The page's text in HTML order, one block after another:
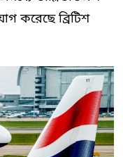
করেছে ব্রিটিশ